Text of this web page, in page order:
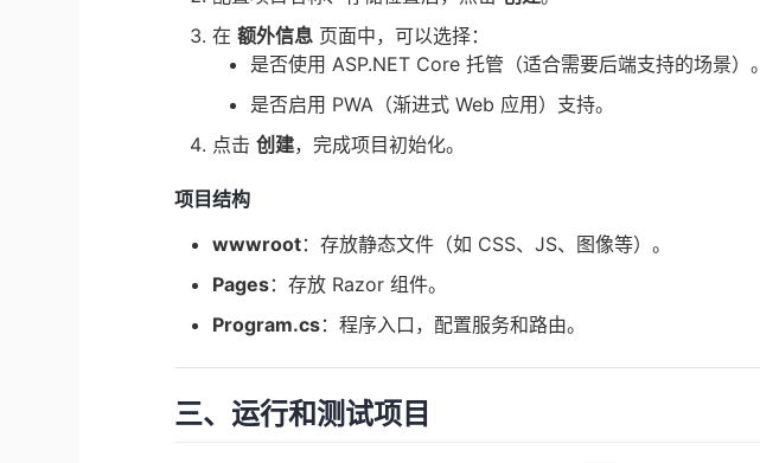
在额外信息 页面中，可以选择：
是否使用ASP.NET Core 托管（适合需要后端支持的场景）。
是否启用 PWA（渐进式 Web 应用）支持。
点击创建，完成项目初始化。
项目结构
wwwroot：存放静态文件（如 CSS、JS、图像等）。
Pages：存放 Razor 组件。
Program.cs：程序入口，配置服务和路由。
三、运行和测试项目